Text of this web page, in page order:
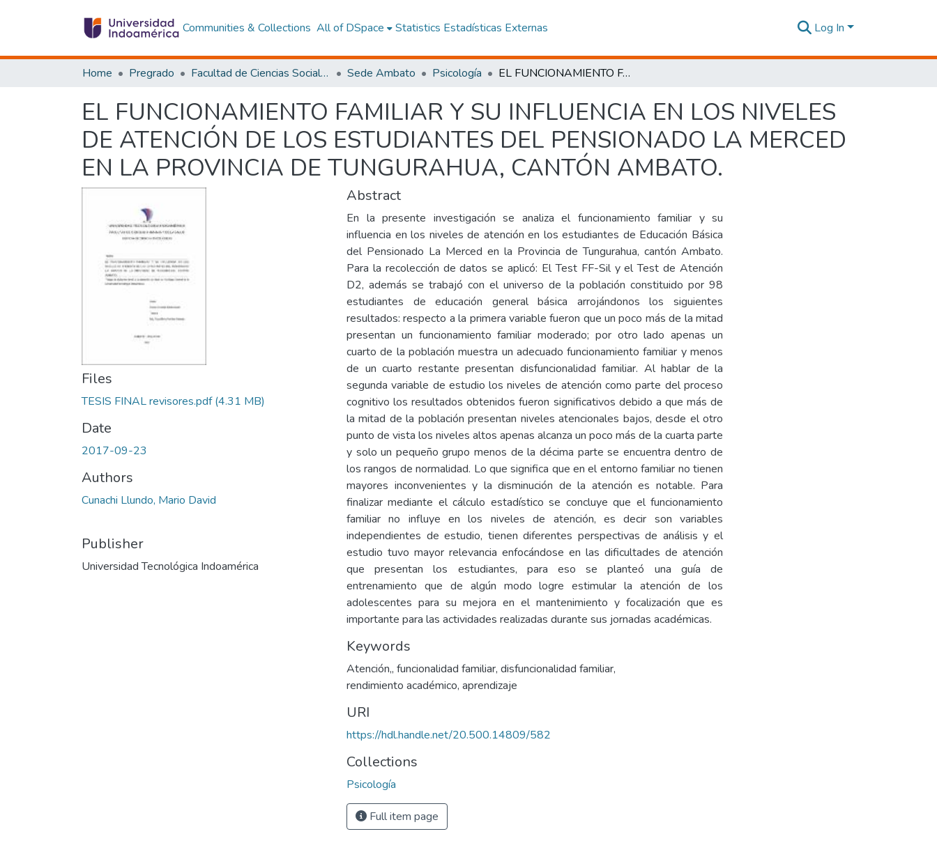
Communities & Collections All of DSpace Statistics Estadísticas Externas Log In
Home Pregrado Facultad de Ciencias Sociales y Humanas Sede Ambato Psicología EL FUNCIONAMIENTO FAMILIAR Y SU INFLUENCIA EN LOS NIVELES DE ATENCIÓN DE LOS ESTUDIANTES DEL PENSIONADO LA MERCED EN LA PROVINCIA DE TUNGURAHUA, CANTÓN AMBATO.
EL FUNCIONAMIENTO FAMILIAR Y SU INFLUENCIA EN LOS NIVELES
DE ATENCIÓN DE LOS ESTUDIANTES DEL PENSIONADO LA MERCED
EN LA PROVINCIA DE TUNGURAHUA, CANTÓN AMBATO.
Files
TESIS FINAL revisores.pdf(4.31 MB)
Date
2017-09-23
Authors
Cunachi Llundo, Mario David
Publisher
Universidad Tecnológica Indoamérica
Abstract
En la presente investigación se analiza el funcionamiento familiar y su
influencia en los niveles de atención en los estudiantes de Educación Básica
del Pensionado La Merced en la Provincia de Tungurahua, cantón Ambato.
Para la recolección de datos se aplicó: El Test FF-Sil y el Test de Atención
D2, además se trabajó con el universo de la población constituido por 98
estudiantes de educación general básica arrojándonos los siguientes
resultados: respecto a la primera variable fueron que un poco más de la mitad
presentan un funcionamiento familiar moderado; por otro lado apenas un
cuarto de la población muestra un adecuado funcionamiento familiar y menos
de un cuarto restante presentan disfuncionalidad familiar. Al hablar de la
segunda variable de estudio los niveles de atención como parte del proceso
cognitivo los resultados obtenidos fueron significativos debido a que más de
la mitad de la población presentan niveles atencionales bajos, desde el otro
punto de vista los niveles altos apenas alcanza un poco más de la cuarta parte
y solo un pequeño grupo menos de la décima parte se encuentra dentro de
los rangos de normalidad. Lo que significa que en el entorno familiar no tienen
mayores inconvenientes y la disminución de la atención es notable. Para
finalizar mediante el cálculo estadístico se concluye que el funcionamiento
familiar no influye en los niveles de atención, es decir son variables
independientes de estudio, tienen diferentes perspectivas de análisis y el
estudio tuvo mayor relevancia enfocándose en las dificultades de atención
que presentan los estudiantes, para eso se planteó una guía de
entrenamiento que de algún modo logre estimular la atención de los
adolescentes para su mejora en el mantenimiento y focalización que es
importante para las actividades realizadas durante sus jornadas académicas.
Keywords
Atención,, funcionalidad familiar, disfuncionalidad familiar,
rendimiento académico, aprendizaje
URI
https://hdl.handle.net/20.500.14809/582
Collections
Psicología
Full item page